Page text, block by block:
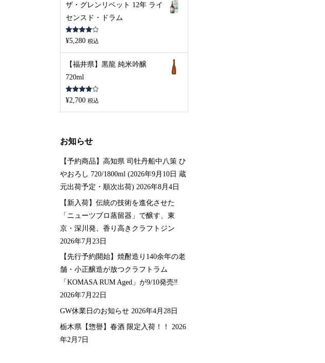
ザ・グレンリベット 12年 ライ
センスド・ドラム
5段階中
4.00の評
¥5,280 税込
【福井県】黒龍 純米吟醸
720ml
5段階中
4.00の評
¥2,700 税込
お知らせ
【予約商品】高知県 司牡丹船中八策 ひ
やおろし 720/1800ml (2026年9月10日 蔵
元出荷予定・順次出荷) 2026年8月4日
【新入荷】伝統の技術を進化させた
「ニューツブロ蒸留器」で醸す、東
京・深川発、香り高きクラフトジン
2026年7月23日
【先行予約開始】焼酎造り140余年の老
舗・小正醸造が放つクラフトラム
「KOMASA RUM Aged」が9/10発売‼️
2026年7月22日
GW休業日のお知らせ 2026年4月28日
栃木県【惣譽】春酒 限定入荷！！
2026
年2月7日